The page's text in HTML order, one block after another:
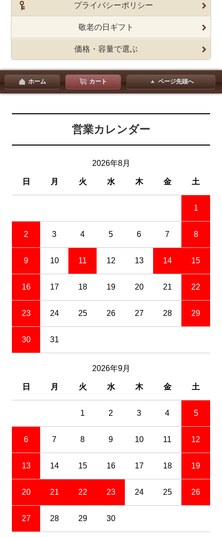
プライバシーポリシー
敬老の日ギフト
価格・容量で選ぶ
ホーム カート ページ先頭へ
営業カレンダー
2026年8月
日 月 火 水 木 金 土
1
2 3 4 5 6 7 8
9 10 11 12 13 14 15
16 17 18 19 20 21 22
23 24 25 26 27 28 29
30 31
2026年9月
日 月 火 水 木 金 土
1 2 3 4 5
6 7 8 9 10 11 12
13 14 15 16 17 18 19
20 21 22 23 24 25 26
27 28 29 30